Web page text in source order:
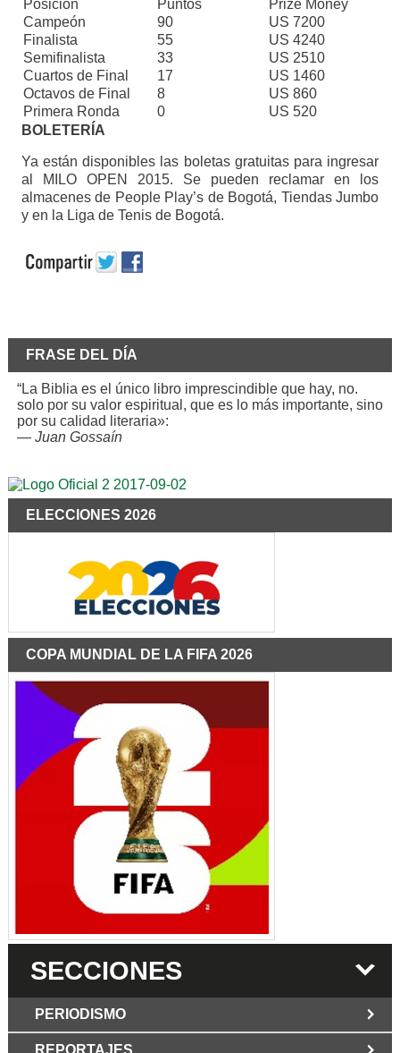
Posición Puntos
Prize Money
Campeón
90
US 7200
Finalista
55
US 4240
Semifinalista
33
US 2510
Cuartos de Final
17
US 1460
Octavos de Final
8
US 860
Primera Ronda
0
US 520
BOLETERÍA
Ya están disponibles las boletas gratuitas para ingresar
al MILO OPEN 2015. Se pueden reclamar en los
almacenes de People Play’s de Bogotá, Tiendas Jumbo
y en la Liga de Tenis de Bogotá.
FRASE DEL DÍA
“La Biblia es el único libro imprescindible que hay, no.
solo por su valor espiritual, que es lo más importante, sino
por su calidad literaria»:
— Juan Gossaín
ELECCIONES 2026
COPA MUNDIAL DE LA FIFA 2026
SECCIONES
PERIODISMO